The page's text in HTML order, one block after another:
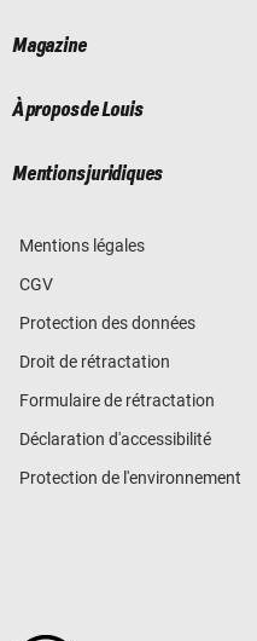
Magazine
À propos de Louis
Mentions juridiques
Mentions légales
CGV
Protection des données
Droit de rétractation
Formulaire de rétractation
Déclaration d'accessibilité
Protection de l'environnement